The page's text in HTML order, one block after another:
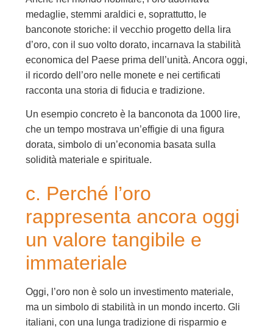
medaglie, stemmi araldici e, soprattutto, le
banconote storiche: il vecchio progetto della lira
d’oro, con il suo volto dorato, incarnava la stabilità
economica del Paese prima dell’unità. Ancora oggi,
il ricordo dell’oro nelle monete e nei certificati
racconta una storia di fiducia e tradizione.
Un esempio concreto è la banconota da 1000 lire,
che un tempo mostrava un’effigie di una figura
dorata, simbolo di un’economia basata sulla
solidità materiale e spirituale.
c. Perché l’oro
rappresenta ancora oggi
un valore tangibile e
immateriale
Oggi, l’oro non è solo un investimento materiale,
ma un simbolo di stabilità in un mondo incerto. Gli
italiani, con una lunga tradizione di risparmio e